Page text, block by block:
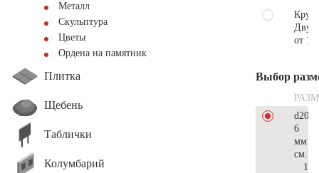
Металл
Скульптура
Цветы
Ордена на памятник
Плитка
Щебень
Таблички
Колумбарий
Круг
от
Выбор
d20
6
мм
см.